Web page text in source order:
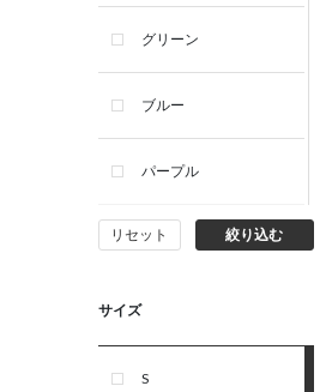
グリーン
ブルー
パープル
イエロー
ピンク
リセット 絞り込む
サイズ
S